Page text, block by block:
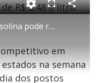
R$ 5,48 o litro.
Adição de etanol na gasolina pode reduzir preços para o consumidor, segundo economista
F
l
e
C
o
r
em
na semana
dos postos